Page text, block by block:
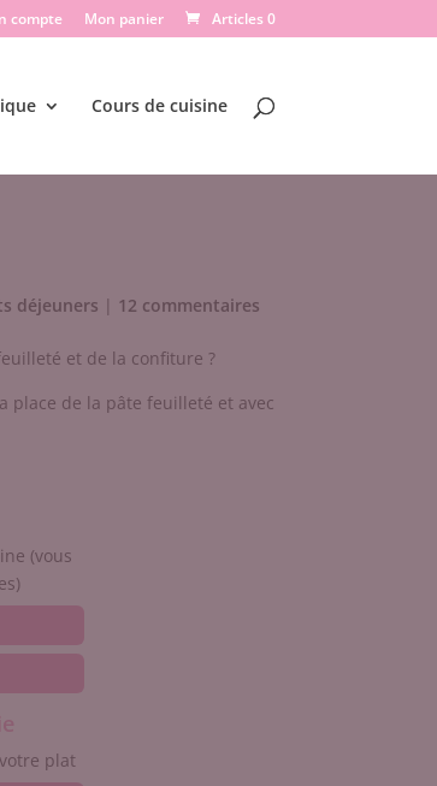
compte Mon panier Articles 0
Cours de cuisine
déjeuners | 12 commentaires
et de la confiture ?
place de la pâte feuilleté et avec
(vous
plat